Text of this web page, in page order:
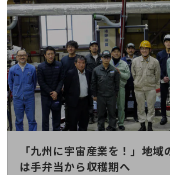
ゲーム感覚で見つける
ビジネスお悩み診断
NTTドコモビジネス
オンラインショップ
モバイル・ICTサービスをオンラインで
相談・申し込みができるバーチャルショップ
法人向けモバイルトップ
はじめての方へ
サービス・商品を探す
新規会員登録/ログインはこちら
100回線以上のお問い合わせ・お見積りは
「九州に宇宙産業を！」地
は手弁当から収穫期へ